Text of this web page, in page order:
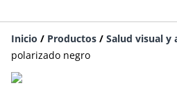
Inicio / Productos / Salud visual y
polarizado negro